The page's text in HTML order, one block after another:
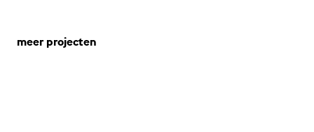
meer projecten